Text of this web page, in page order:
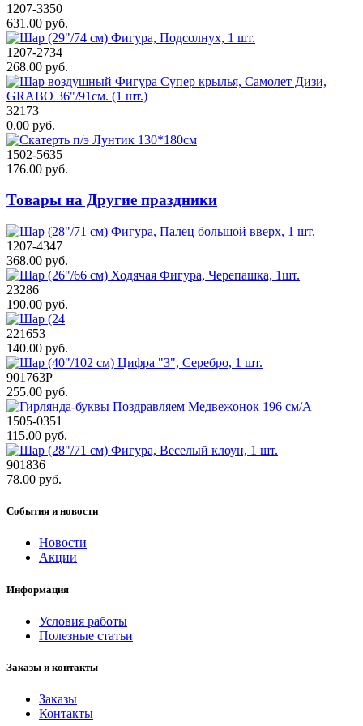
1207-3350
631.00 руб.
1207-2734
268.00 руб.
32173
0.00 руб.
1502-5635
176.00 руб.
Товары на Другие праздники
1207-4347
368.00 руб.
23286
190.00 руб.
221653
140.00 руб.
901763Р
255.00 руб.
1505-0351
115.00 руб.
901836
78.00 руб.
События и новости
Новости
Акции
Информация
Условия работы
Полезные статьи
Заказы и контакты
Заказы
Контакты